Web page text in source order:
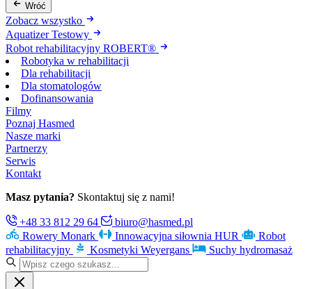
Wróć
Zobacz wszystko
Aquatizer Testowy
Robot rehabilitacyjny ROBERT®
Robotyka w rehabilitacji
Dla rehabilitacji
Dla stomatologów
Dofinansowania
Filmy
Poznaj Hasmed
Nasze marki
Partnerzy
Serwis
Kontakt
Masz pytania? Skontaktuj się z nami!
+48 33 812 29 64
biuro@hasmed.pl
Rowery Monark
Innowacyjna siłownia HUR
Robot
rehabilitacyjny
Kosmetyki Weyergans Suchy hydromasaż